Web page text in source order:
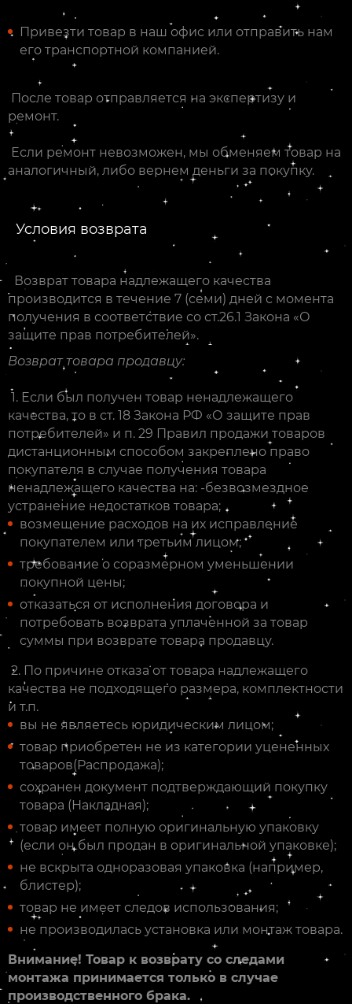
Привезти товар в наш офис или отправить нам
его транспортной компанией.
После товар отправляется на экспертизу и
ремонт.
Если ремонт невозможен, мы обменяем товар на
аналогичный, либо вернем деньги за покупку.
Условия возврата
Возврат товара надлежащего качества
производится в течение 7 (семи) дней с момента
получения в соответствие со ст.26.1 Закона «О
защите прав потребителей».
Возврат товара продавцу:
1. Если был получен товар ненадлежащего
качества, то в ст. 18 Закона РФ «О защите прав
потребителей» и п. 29 Правил продажи товаров
дистанционным способом закреплено право
покупателя в случае получения товара
ненадлежащего качества на: -безвозмездное
устранение недостатков товара;
возмещение расходов на их исправление
покупателем или третьим лицом;
требование о соразмерном уменьшении
покупной цены;
отказаться от исполнения договора и
потребовать возврата уплаченной за товар
суммы при возврате товара продавцу.
2. По причине отказа от товара надлежащего
качества не подходящего размера, комплектности
и т.п.
вы не являетесь юридическим лицом;
товар приобретен не из категории уцененных
товаров(Распродажа);
сохранен документ подтверждающий покупку
товара (Накладная);
товар имеет полную оригинальную упаковку
(если он был продан в оригинальной упаковке);
не вскрыта одноразовая упаковка (например,
блистер);
товар не имеет следов использования;
не производилась установка или монтаж товара.
Внимание! Товар к возврату со следами
монтажа принимается только в случае
производственного брака.